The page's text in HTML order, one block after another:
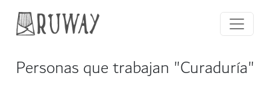
Personas que trabajan "Curaduría"